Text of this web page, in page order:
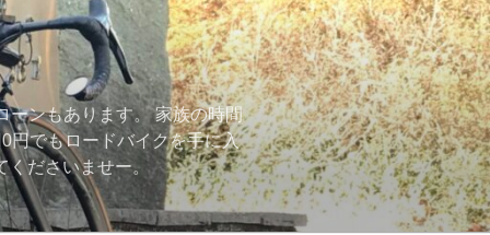
ーンもあります。 家族の時間
円でもロードバイクを手に入
くださいませー。